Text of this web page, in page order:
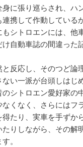
身に張り巡らされ、ハ
連携して作動している
もシトロエンには、他
け自動車誌の間違った
と反応し、そのつど論
い一派が台頭しはじ
のシトロエン愛好家の
くなく、さらにはフ
たり、実車を手ずか
たりしながら、その
。